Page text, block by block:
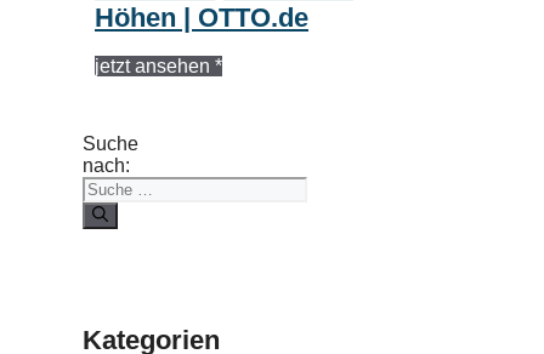
Höhen | OTTO.de
jetzt ansehen *
Suche
nach:
Kategorien